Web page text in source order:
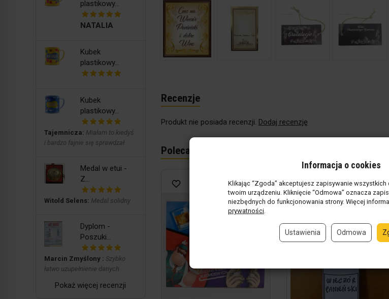
Recenzje
Produkt nie posiada recenzji. Dodaj recenzję
Polecane produkty
plastikowy...
NATALIA
Kubek
plastikowy...
Kubek
plastikowy...
Tajemnicza: Miałam to kiedyś
i bardzo fajnie się sprawdzał
Medal w etui -
Z...
Witold Selens: Medal solidny
Dyplom -
Poszuki...
Marcin Zmyślony : Szybko
łatwo uzupełnienie danych
Pokaż więcej recenzji
Informacja o cookies
Klikając “Zgoda” akceptujesz zapisywanie wszystkich
twoim urządzeniu. Kliknięcie “Odmowa” oznacza
niezbędnych do funkcjonowania strony. Więcej
prywatności
Ustawienia Odmowa